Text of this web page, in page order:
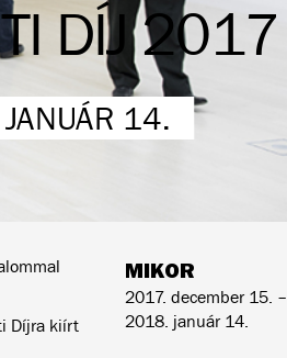
DÍJ 2017
14.
MIKOR
2017. december 15. –
2018. január 14.
Díjra kiírt